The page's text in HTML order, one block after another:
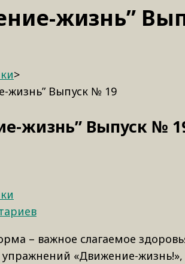
жизнь”
>
жизнь” Выпуск № 19
жизнь” Выпуск №
– важное слагаемое
«Движение-